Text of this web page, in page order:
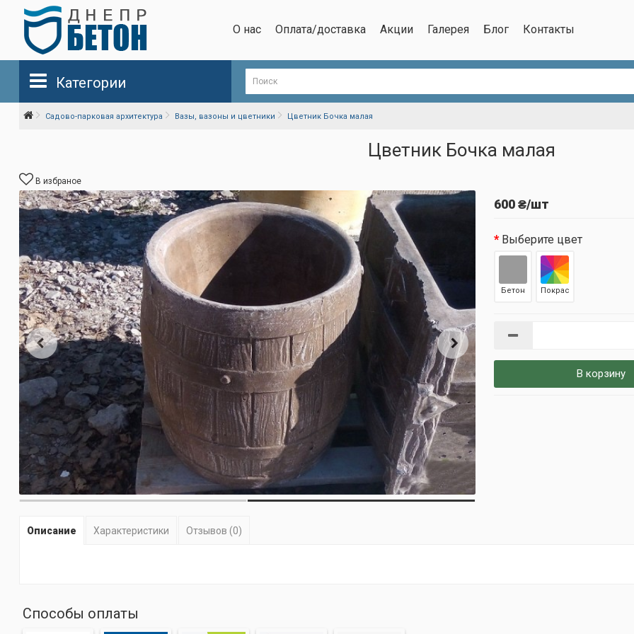
О нас Оплата/доставка Акции Галерея Блог Контакты
Категории
Садово-парковая архитектура Вазы, вазоны и цветники Цветник Бочка малая
Цветник Бочка малая
В избраное
600 ₴/шт
Выберите цвет
Бетон Покрас
В корзину
Описание Характеристики Отзывов (0)
Способы оплаты